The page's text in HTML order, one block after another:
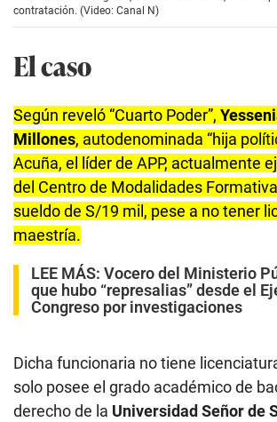
c
s
o
2
m
i
n
u
t
e
s
,
1
4
s
n
contratación. (Video: Canal N)
El caso
Según reveló “Cuarto Poder”,
Millones, autodenominada “hija
Acuña, el líder de APP, actualmente
del Centro de Modalidades
sueldo de S/19 mil, pese a no tener
maestría.
LEE MÁS: Vocero del Ministerio
que hubo “represalias” desde el
Congreso por investigaciones
Dicha funcionaria no tiene
solo posee el grado académico de
derecho de la Universidad Señor de